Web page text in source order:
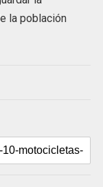
la población